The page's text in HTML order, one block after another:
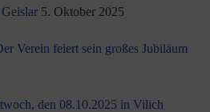
5. Oktober 2025
Verein feiert sein großes Jubiläum
den 08.10.2025 in Vilich